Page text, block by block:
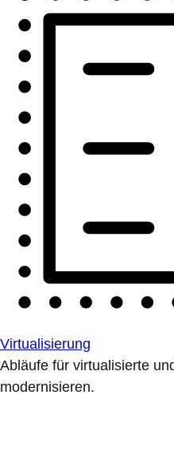
Virtualisierung
Abläufe für virtualisierte
modernisieren.